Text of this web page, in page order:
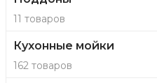
11 товаров
Кухонные мойки
162 товаров